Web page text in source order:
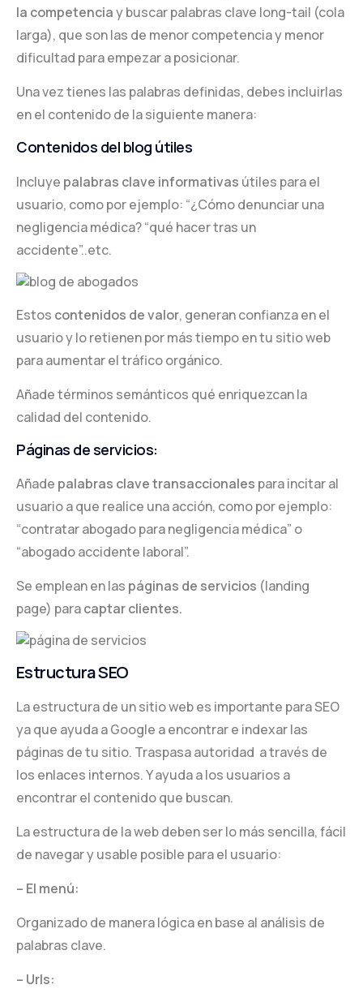
la competenciay buscar palabras clave long-tail (cola
larga), que son las de menor competencia y menor
dificultad para empezar a posicionar.
Una vez tienes las palabras definidas, debes incluirlas
en el contenido de la siguiente manera:
Contenidos del blog útiles
Incluye palabras clave informativas útiles para el
usuario, como por ejemplo: “¿Cómo denunciar una
negligencia médica? “qué hacer tras un
accidente”..etc.
Estos contenidos de valor, generan confianza en el
usuario y lo retienen por más tiempo en tu sitio web
para aumentar el tráfico orgánico.
Añade términos semánticos qué enriquezcan la
calidad del contenido.
Páginas de servicios:
Añade palabras clave transaccionales para incitar al
usuario a que realice una acción, como por ejemplo:
“contratar abogado para negligencia médica” o
“abogado accidente laboral”.
Se emplean en las páginas de servicios (landing
page) paracaptar clientes.
Estructura SEO
La estructura de un sitio web es importante para SEO
ya que ayuda a Google a encontrar e indexar las
páginas de tu sitio. Traspasa autoridad a través de
los enlaces internos. Y ayuda a los usuarios a
encontrar el contenido que buscan.
La estructura de la web deben ser lo más sencilla, fácil
de navegar y usable posible para el usuario:
– El menú:
Organizado de manera lógica en base al análisis de
palabras clave.
– Urls: